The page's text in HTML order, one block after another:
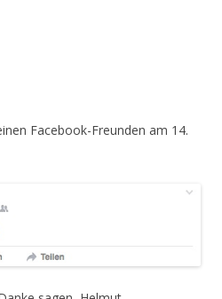
Facebook-Freunden am 14.